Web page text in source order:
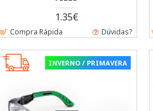
1.35€
Compra Rápida Dúvidas?
INVERNO / PRIMAVERA